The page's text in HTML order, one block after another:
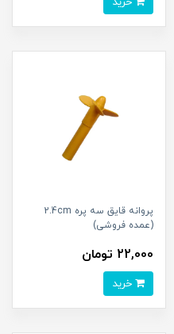
پروانه قایق سه پره 2.4cm
(عمده فروشی)
22,000 تومان